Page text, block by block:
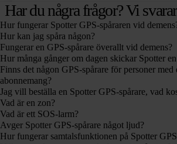
Har du några frågor? Vi
Hur fungerar Spotter GPS-spåraren vid
Hur kan jag spåra någon?
Fungerar en GPS-spårare överallt vid demens?
Hur många gånger om dagen skickar Spotter
Finns det någon GPS-spårare för personer med
abonnemang?
Jag vill beställa en Spotter GPS-spårare, vad
Vad är en zon?
Vad är ett SOS-larm?
Avger Spotter GPS-spårare något ljud?
Hur fungerar samtalsfunktionen på Spotter